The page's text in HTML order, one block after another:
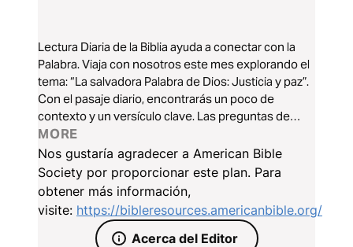
Lectura Diaria de la Biblia ayuda a conectar con la
Palabra. Viaja con nosotros este mes explorando el
tema: “La salvadora Palabra de Dios: Justicia y paz”.
Con el pasaje diario, encontrarás un poco de
contexto y un versículo clave. Las preguntas de
reflexión te ayudan a profundizar más. Un tema de
oración y la oración diaria te ayudará a conectarte
con Dios y con los demás.
MORE
Nos gustaría agradecer a American Bible
Society por proporcionar este plan. Para
obtener más información,
visite: https://bibleresources.americanbible.org/
Acerca del Editor